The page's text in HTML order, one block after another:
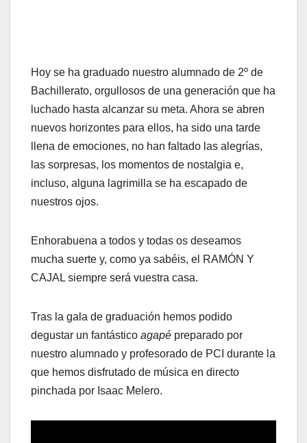
Hoy se ha graduado nuestro alumnado de 2º de
Bachillerato, orgullosos de una generación que ha
luchado hasta alcanzar su meta. Ahora se abren
nuevos horizontes para ellos, ha sido una tarde
llena de emociones, no han faltado las alegrías,
las sorpresas, los momentos de nostalgia e,
incluso, alguna lagrimilla se ha escapado de
nuestros ojos.
Enhorabuena a todos y todas os deseamos
mucha suerte y, como ya sabéis, el RAMÓN Y
CAJAL siempre será vuestra casa.
Tras la gala de graduación hemos podido
degustar un fantástico agapé preparado por
nuestro alumnado y profesorado de PCI durante la
que hemos disfrutado de música en directo
pinchada por Isaac Melero.